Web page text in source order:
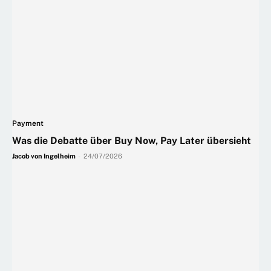
Payment
Was die Debatte über Buy Now, Pay Later übersieht
Jacob von Ingelheim 24/07/2026